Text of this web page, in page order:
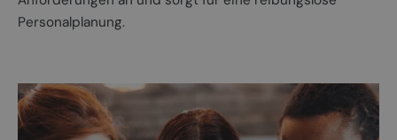
Personalplanung.